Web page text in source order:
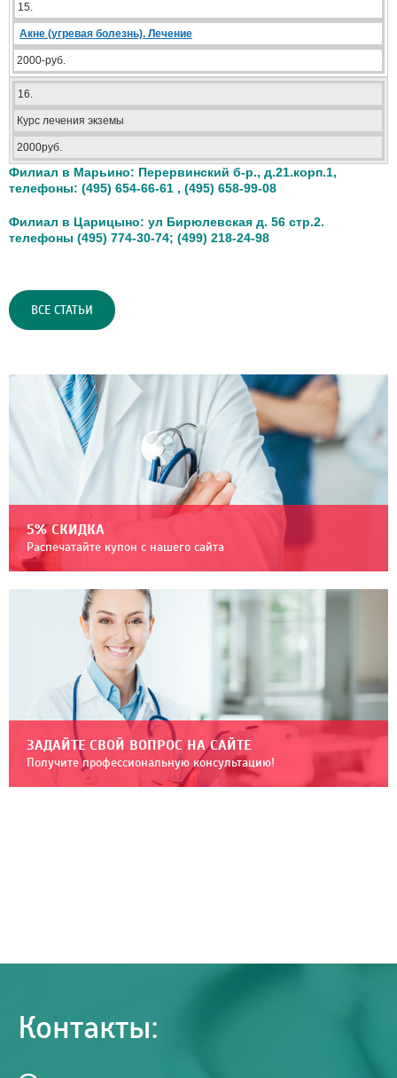
15.
Акне (угревая болезнь). Лечение
2000-руб.
16.
Курс лечения экземы
2000руб.
Филиал в Марьино: Перервинский б-р., д.21.корп.1,
телефоны: (495) 654-66-61 , (495) 658-99-08
Филиал в Царицыно: ул Бирюлевская д. 56 стр.2.
телефоны (495) 774-30-74; (499) 218-24-98
ВСЕ СТАТЬИ
5% СКИДКА
Распечатайте купон с нашего сайта
ЗАДАЙТЕ СВОЙ ВОПРОС НА САЙТЕ
Получите профессиональную консультацию!
Контакты: